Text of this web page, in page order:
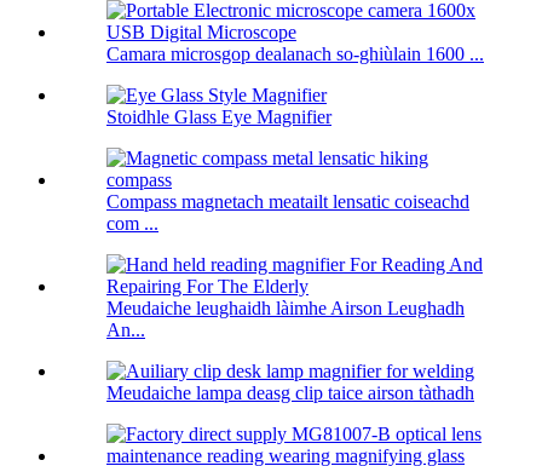
Camara microsgop dealanach so-ghiùlain 1600 ...
Stoidhle Glass Eye Magnifier
Compass magnetach meatailt lensatic coiseachd
com ...
Meudaiche leughaidh làimhe Airson Leughadh
An...
Meudaiche lampa deasg clip taice airson tàthadh